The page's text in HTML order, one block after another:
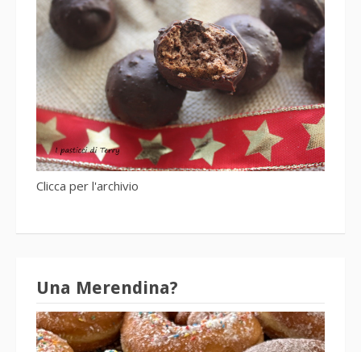
Clicca per l'archivio
Una Merendina?